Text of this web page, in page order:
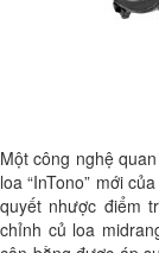
Một công nghệ
loa “InTono” mới
quyết nhược điểm
chỉnh củ loa